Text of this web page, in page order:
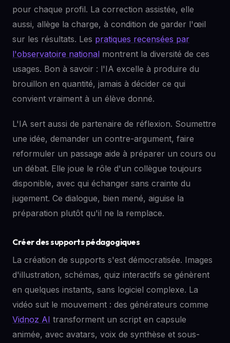
pour chaque profil. La correction assistée, elle
aussi, allège la charge, à condition de garder l'œil
sur les résultats. Les pratiques recensées par
l'observatoire national montrent la diversité de ces
usages. Bon à savoir : l'IA excelle à produire du
brouillon en quantité, jamais à décider ce qui
convient vraiment à un élève donné.
L'IA sert aussi de partenaire de réflexion. Soumettre
une idée, demander un contre-argument, faire
reformuler un passage aide à préparer un cours ou
un débat. Elle joue le rôle d'un collègue toujours
disponible, avec qui échanger sans crainte du
jugement. Ce dialogue, bien mené, aiguise la
préparation plutôt qu'il ne la remplace.
Créer des supports pédagogiques
La création de supports s'est démocratisée. Images
d'illustration, schémas, quiz interactifs se génèrent
en quelques instants, sans logiciel complexe. La
vidéo suit le mouvement : des générateurs comme
Vidnoz AI transforment un script en capsule
animée, avec avatars, voix de synthèse et sous-